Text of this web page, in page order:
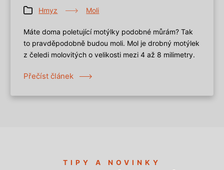
Hmyz Moli
Máte doma poletující motýlky podobné můrám? Tak
to pravděpodobně budou moli. Mol je drobný motýlek
z čeledi molovitých o velikosti mezi 4 až 8 milimetry.
Přečíst článek
TIPY A NOVINKY